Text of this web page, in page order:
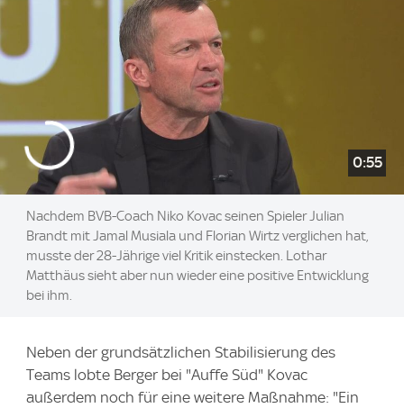
0:55
Nachdem BVB-Coach Niko Kovac seinen Spieler Julian
Brandt mit Jamal Musiala und Florian Wirtz verglichen hat,
musste der 28-Jährige viel Kritik einstecken. Lothar
Matthäus sieht aber nun wieder eine positive Entwicklung
bei ihm.
Neben der grundsätzlichen Stabilisierung des
Teams lobte Berger bei "Auffe Süd" Kovac
außerdem noch für eine weitere Maßnahme: "Ein